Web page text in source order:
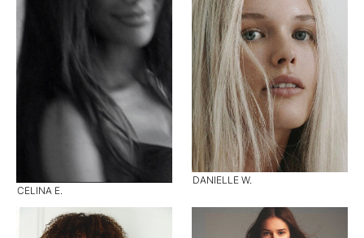
CELINA E.
DANIELLE W.